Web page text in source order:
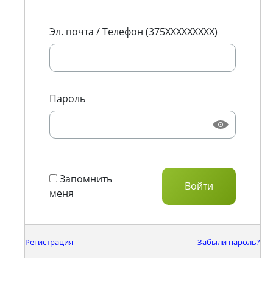
Эл. почта / Телефон (375XXXXXXXXX)
Пароль
Запомнить
меня
Регистрация Забыли пароль?